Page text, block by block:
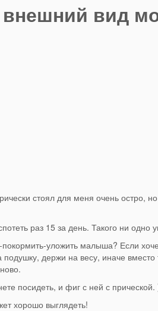
внешний вид
стоял для меня очень остро,
раз 15 за день. Такого ни одно
уложить малыша? Если
держи на весу, иначе
посидеть, и фиг с ней с прической.
хорошо выглядеть!